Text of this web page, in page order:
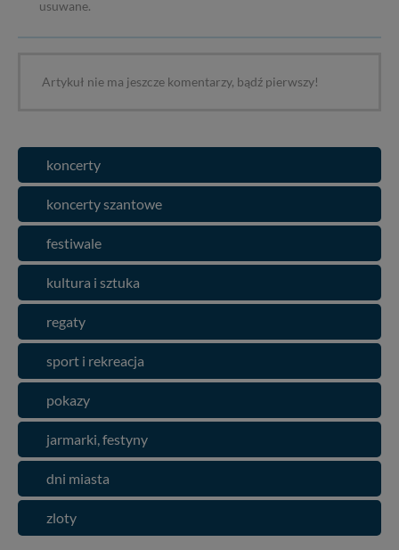
usuwane.
Artykuł nie ma jeszcze komentarzy, bądź pierwszy!
koncerty
koncerty szantowe
festiwale
kultura i sztuka
regaty
sport i rekreacja
pokazy
jarmarki, festyny
dni miasta
zloty